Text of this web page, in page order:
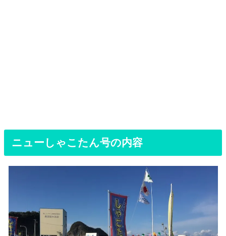
ニューしゃこたん号の内容